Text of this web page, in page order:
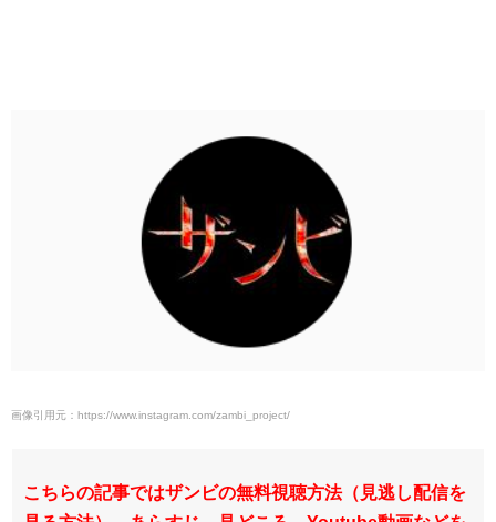
画像引用元：https://www.instagram.com/zambi_project/
こちらの記事ではザンビの無料視聴方法（見逃し配信を